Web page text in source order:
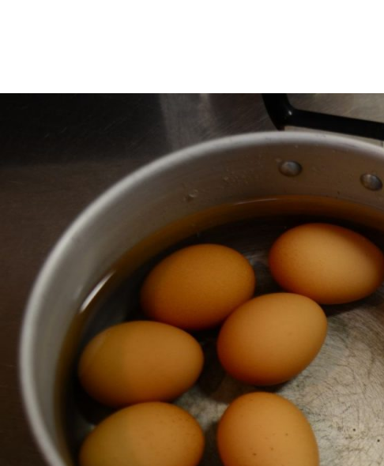
ツ
ツ
キ
ッ